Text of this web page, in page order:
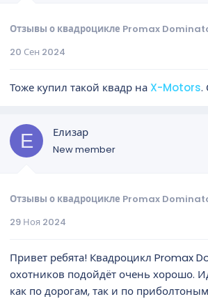
Отзывы о квадроцикле Promax
20 Сен 2024
Тоже купил такой квадр на X-Motors.
Е Елизар
New member
Отзывы о квадроцикле Promax
29 Ноя 2024
Привет ребята! Квадроцикл Promax
охотников подойдёт очень хорошо.
как по дорогам, так и по